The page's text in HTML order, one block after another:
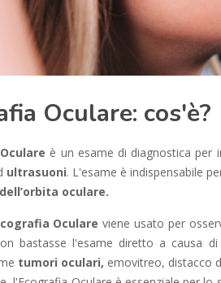
Oculare: cos'è?
è un esame di diagnostica per
ultrasuoni. L'esame è indispensabile
oculare.
Oculare viene usato per
bastasse l'esame diretto a causa
tumori oculari, emovitreo, distacco